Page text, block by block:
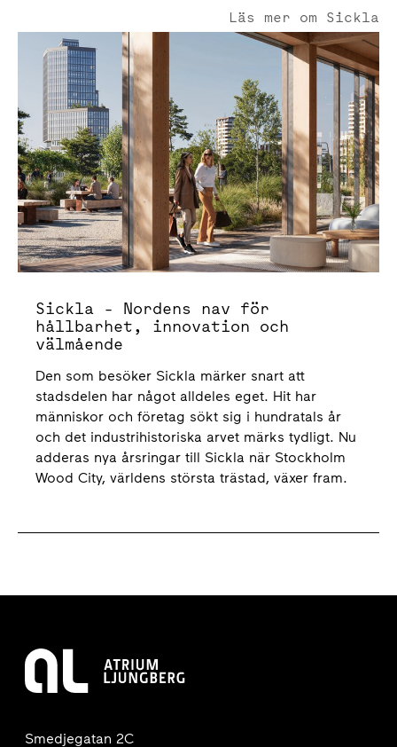
Sickla - Nordens nav för hållbarhet, innovation och
Läs mer om Sickla
Sickla - Nordens nav för
hållbarhet, innovation och
välmående
Den som besöker Sickla märker snart att
stadsdelen har något alldeles eget. Hit har
människor och företag sökt sig i hundratals år
och det industrihistoriska arvet märks tydligt. Nu
adderas nya årsringar till Sickla när Stockholm
Wood City, världens största trästad, växer fram.
Smedjegatan 2C